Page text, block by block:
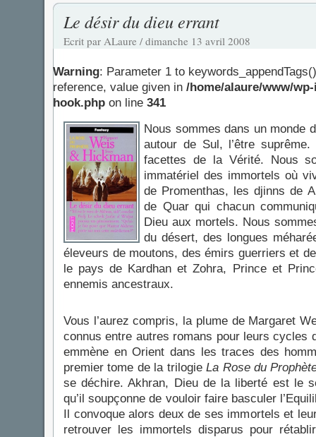
Le désir du dieu errant
Ecrit par ALaure / dimanche 13 avril 2008
Warning: Parameter 1 to
reference, value given in /home/alaure/www/
hook.php on line 341
Nous sommes dans un monde
autour de Sul, l’être
facettes de la Vérité. Nous
immatériel des immortels où
de Promenthas, les djinns de
de Quar qui chacun
Dieu aux mortels. Nous
du désert, des longues
éleveurs de moutons, des émirs guerriers et de
le pays de Kardhan et Zohra, Prince et
ennemis ancestraux.
Vous l’aurez compris, la plume de Margaret
connus entre autres romans pour leurs cycles
emmène en Orient dans les traces des
premier tome de la trilogieLa Rose du
se déchire. Akhran, Dieu de la liberté est le
qu’il soupçonne de vouloir faire basculer
Il convoque alors deux de ses immortels et
retrouver les immortels disparus pour